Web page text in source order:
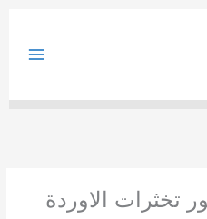
تخثرات الاوردة